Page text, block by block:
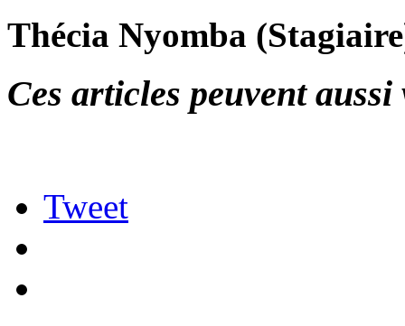
Thécia Nyomba
Ces articles peuvent
Tweet